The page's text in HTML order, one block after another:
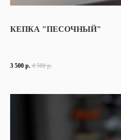
КЕПКА "ПЕСОЧНЫЙ"
3 500 р. 4 500 р.